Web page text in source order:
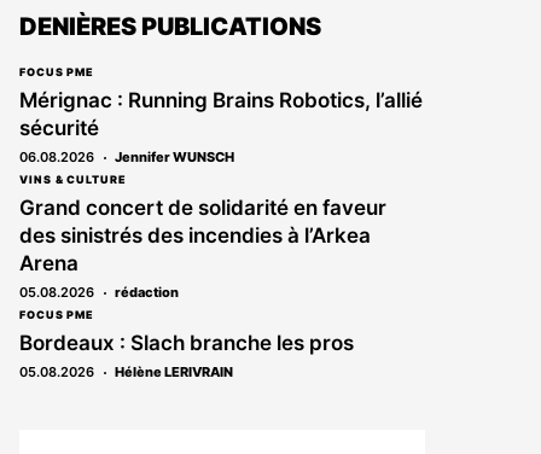
DENIÈRES PUBLICATIONS
FOCUS PME
Mérignac : Running Brains Robotics, l’allié
sécurité
06.08.2026 Jennifer WUNSCH
VINS & CULTURE
Grand concert de solidarité en faveur
des sinistrés des incendies à l’Arkea
Arena
05.08.2026 rédaction
FOCUS PME
Bordeaux : Slach branche les pros
05.08.2026 Hélène LERIVRAIN